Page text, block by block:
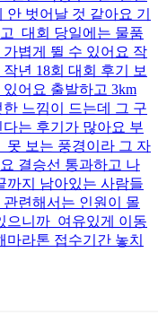
벗어날 것 같아요 기
대회 당일에는 물품
볍게 뛸 수 있어요 작
년 18회 대회 후기 보
어요 출발하고 3km
느낌이 드는데 그 구
는 후기가 많아요 부
보는 풍경이라 그 자
결승선 통과하고 나
지 남아있는 사람들
련해서는 인원이 몰
으니까 여유있게 이동
마라톤 접수기간 놓치